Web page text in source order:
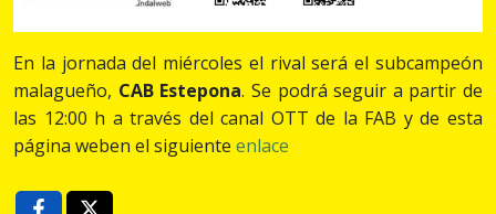
En la jornada del miércoles el rival será el subcampeón
malagueño, CAB Estepona. Se podrá seguir a partir de
las 12:00 h a través del canal OTT de la FAB y de esta
página weben el siguiente enlace